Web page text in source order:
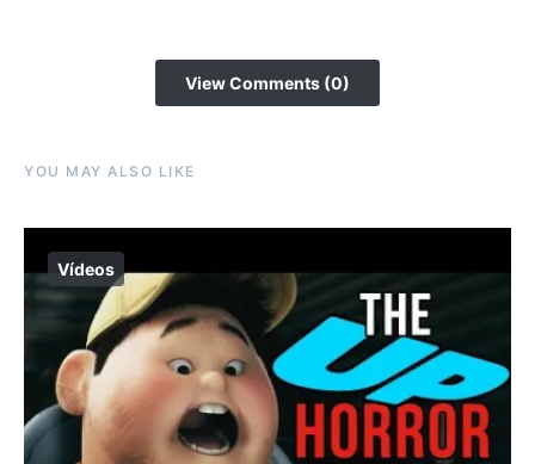
View Comments (0)
YOU MAY ALSO LIKE
Vídeos